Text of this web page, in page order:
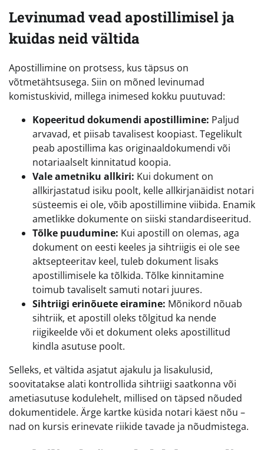
Levinumad vead apostillimisel ja
kuidas neid vältida
Apostillimine on protsess, kus täpsus on
võtmetähtsusega. Siin on mõned levinumad
komistuskivid, millega inimesed kokku puutuvad:
Kopeeritud dokumendi apostillimine: Paljud
arvavad, et piisab tavalisest koopiast. Tegelikult
peab apostillima kas originaaldokumendi või
notariaalselt kinnitatud koopia.
Vale ametniku allkiri: Kui dokument on
allkirjastatud isiku poolt, kelle allkirjanäidist notari
süsteemis ei ole, võib apostillimine viibida. Enamik
ametlikke dokumente on siiski standardiseeritud.
Tõlke puudumine: Kui apostill on olemas, aga
dokument on eesti keeles ja sihtriigis ei ole see
aktsepteeritav keel, tuleb dokument lisaks
apostillimisele ka tõlkida. Tõlke kinnitamine
toimub tavaliselt samuti notari juures.
Sihtriigi erinõuete eiramine: Mõnikord nõuab
sihtriik, et apostill oleks tõlgitud ka nende
riigikeelde või et dokument oleks apostillitud
kindla asutuse poolt.
Selleks, et vältida asjatut ajakulu ja lisakulusid,
soovitatakse alati kontrollida sihtriigi saatkonna või
ametiasutuse kodulehelt, millised on täpsed nõuded
dokumentidele. Ärge kartke küsida notari käest nõu –
nad on kursis erinevate riikide tavade ja nõudmistega.